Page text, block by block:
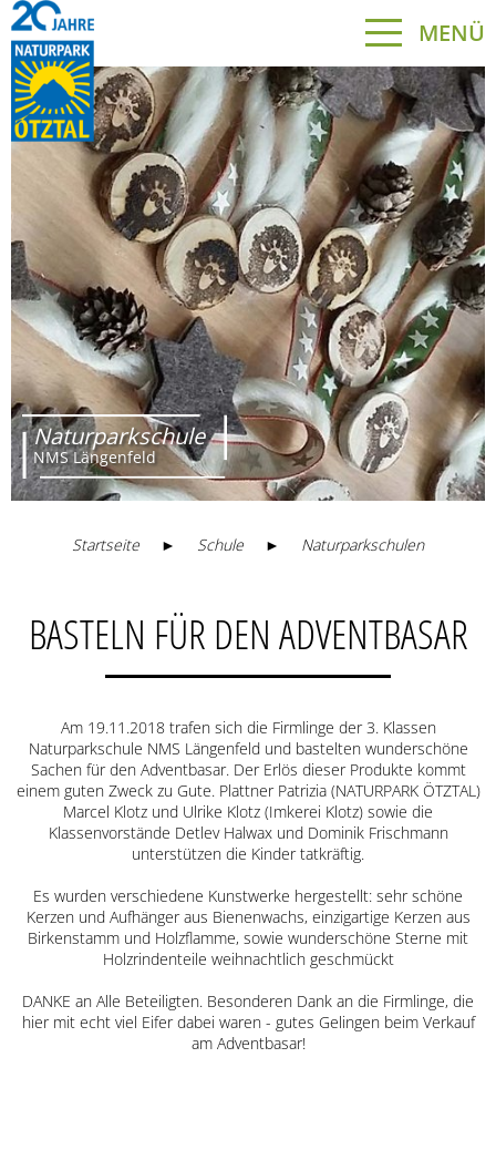
MENÜ
Naturparkschule
NMS Längenfeld
Startseite ► Schule ► Naturparkschulen
BASTELN FÜR DEN ADVENTBASAR
Am 19.11.2018 trafen sich die Firmlinge der 3. Klassen
Naturparkschule NMS Längenfeld und bastelten wunderschöne
Sachen für den Adventbasar. Der Erlös dieser Produkte kommt
einem guten Zweck zu Gute. Plattner Patrizia (NATURPARK ÖTZTAL)
Marcel Klotz und Ulrike Klotz (Imkerei Klotz) sowie die
Klassenvorstände Detlev Halwax und Dominik Frischmann
unterstützen die Kinder tatkräftig.
Es wurden verschiedene Kunstwerke hergestellt: sehr schöne
Kerzen und Aufhänger aus Bienenwachs, einzigartige Kerzen aus
Birkenstamm und Holzflamme, sowie wunderschöne Sterne mit
Holzrindenteile weihnachtlich geschmückt
DANKE an Alle Beteiligten. Besonderen Dank an die Firmlinge, die
hier mit echt viel Eifer dabei waren - gutes Gelingen beim Verkauf
am Adventbasar!